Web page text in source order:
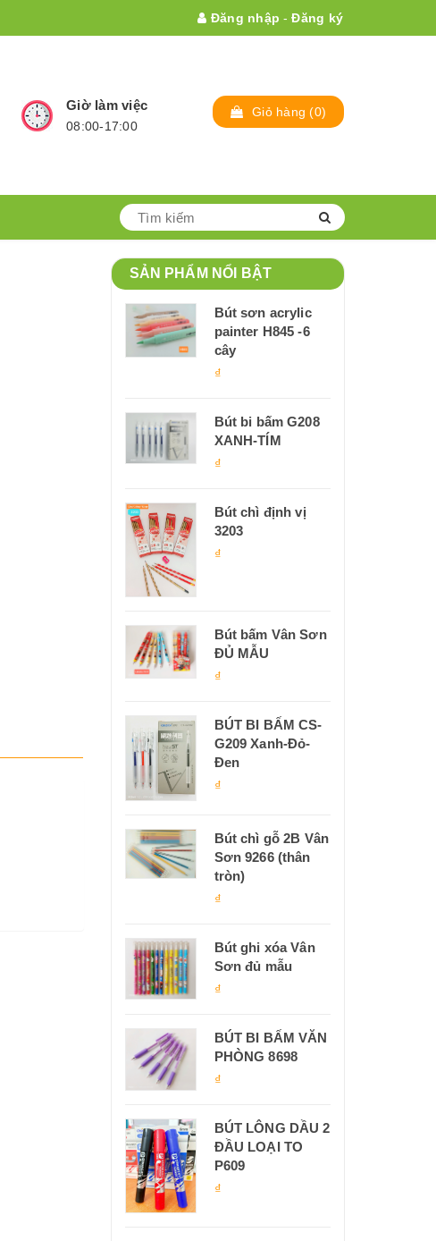
Đăng nhập - Đăng ký
Giờ làm việc
08:00-17:00
Giỏ hàng (0)
SẢN PHẨM NỔI BẬT
Bút sơn acrylic
painter H845 -6
cây
₫
Bút bi bấm G208
XANH-TÍM
₫
Bút chì định vị
3203
₫
Bút bấm Vân Sơn
ĐỦ MẪU
₫
BÚT BI BẤM CS-
G209 Xanh-Đỏ-
Đen
₫
Bút chì gỗ 2B Vân
Sơn 9266 (thân
tròn)
₫
Bút ghi xóa Vân
Sơn đủ mẫu
₫
BÚT BI BẤM VĂN
PHÒNG 8698
₫
BÚT LÔNG DẦU 2
ĐẦU LOẠI TO
P609
₫